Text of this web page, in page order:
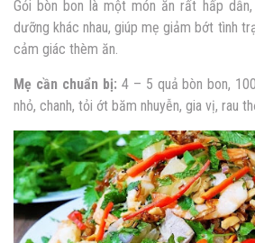
Gỏi bòn bon là một món ăn rất hấp
dưỡng khác nhau, giúp mẹ giảm bớt tình
cảm giác thèm ăn.
Mẹ cần chuẩn bị: 4 – 5 quả bòn bon,
nhỏ, chanh, tỏi ớt băm nhuyễn, gia vị, rau